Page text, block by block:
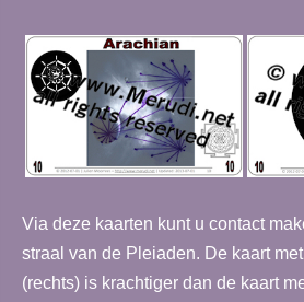
Via deze kaarten kunt u contact
straal van de Pleiaden. De kaart
(rechts) is krachtiger dan de kaart